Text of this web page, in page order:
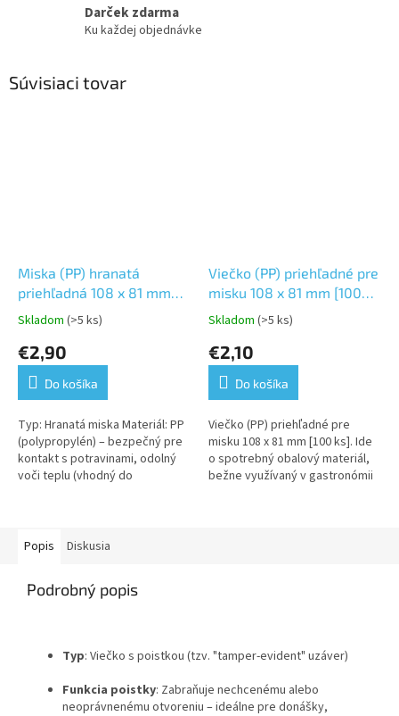
Darček zdarma
Ku každej objednávke
Súvisiaci tovar
Miska (PP) hranatá
priehľadná 108 x 81 mm
200ml [100 ks]
Priemerné
produktu
5,0
5
hviezdičiek.
Skladom (>5 ks)
€2,90
Do košíka
Typ: Hranatá miska Materiál: PP
(polypropylén) – bezpečný pre
kontakt s potravinami, odolný
voči teplu (vhodný do
Viečko (PP) priehľadné pre
misku 108 x 81 mm [100
ks]
Priemerné
produktu
5,0
5
hviezdičiek.
Skladom (>5 ks)
€2,10
Do košíka
Viečko (PP) priehľadné pre
misku 108 x 81 mm [100 ks]. Ide
o spotrebný obalový materiál,
bežne využívaný v gastronómii
Popis Diskusia
Podrobný popis
Typ: Viečko s poistkou (tzv. "tamper-evident" uzáver)
Funkcia poistky: Zabraňuje nechcenému alebo
neoprávnenému otvoreniu – ideálne pre donášky,